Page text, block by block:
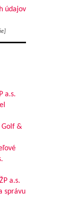
údajov
a.s.
Golf &
a.s.
správu